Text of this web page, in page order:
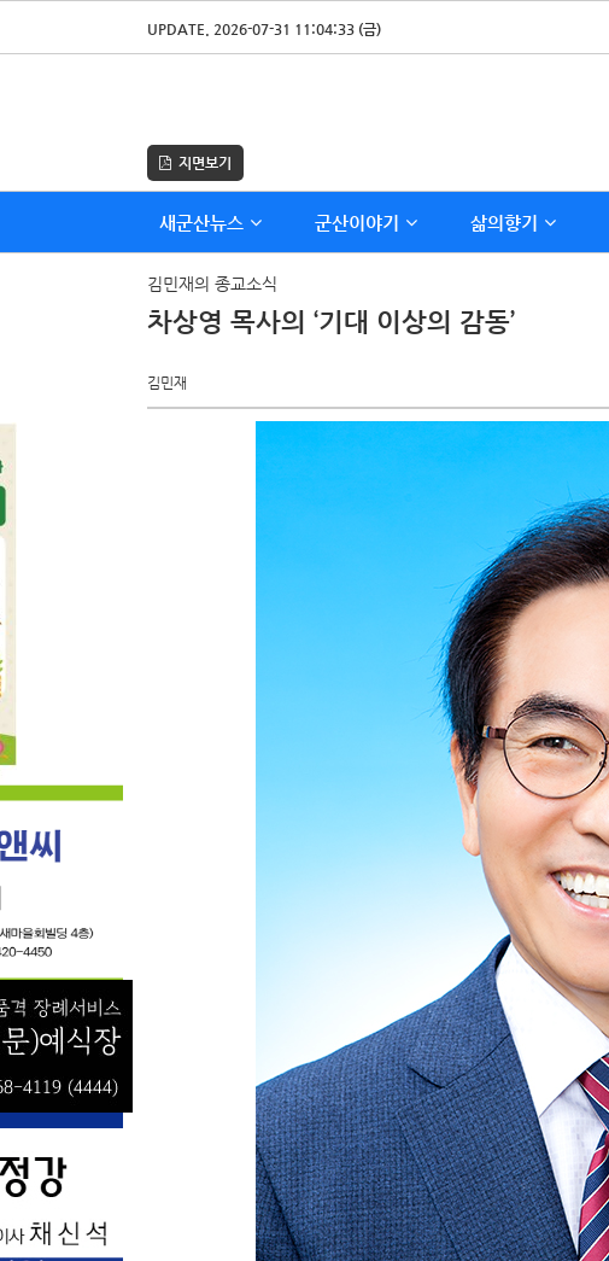
UPDATE. 2026-07-31 11:04:33 (금)
지면보기
새군산뉴스 군산이야기 삶의향기
김민재의 종교소식
차상영 목사의 ‘기대 이상의 감동’
김민재